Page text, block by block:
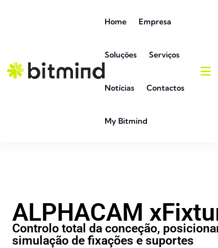
Home Empresa
Soluções Serviços
Notícias Contactos
My Bitmind
ALPHACAM
Controlo total da conceção,
simulação de fixações e suportes